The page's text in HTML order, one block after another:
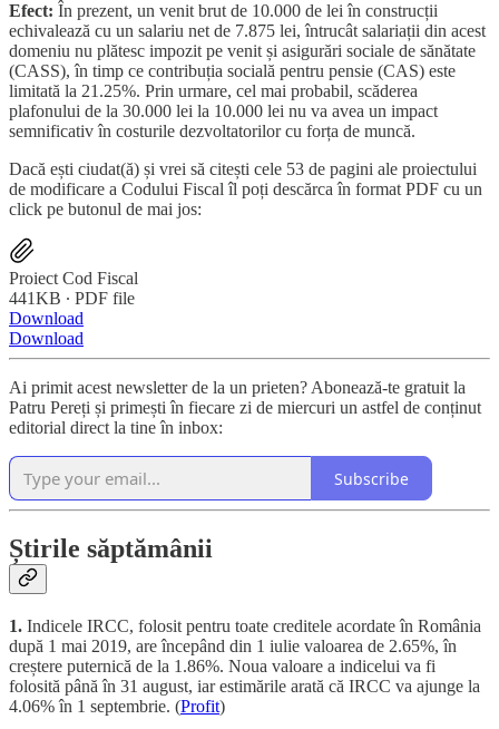
Efect: În prezent, un venit brut de 10.000 de lei în construcții
echivalează cu un salariu net de 7.875 lei, întrucât salariații din acest
domeniu nu plătesc impozit pe venit și asigurări sociale de sănătate
(CASS), în timp ce contribuția socială pentru pensie (CAS) este
limitată la 21.25%. Prin urmare, cel mai probabil, scăderea
plafonului de la 30.000 lei la 10.000 lei nu va avea un impact
semnificativ în costurile dezvoltatorilor cu forța de muncă.
Dacă ești ciudat(ă) și vrei să citești cele 53 de pagini ale proiectului
de modificare a Codului Fiscal îl poți descărca în format PDF cu un
click pe butonul de mai jos:
Proiect Cod Fiscal
441KB ∙ PDF file
Download
Download
Ai primit acest newsletter de la un prieten? Abonează-te gratuit la
Patru Pereți și primești în fiecare zi de miercuri un astfel de conținut
editorial direct la tine în inbox:
Subscribe
Știrile săptămânii
1. Indicele IRCC, folosit pentru toate creditele acordate în România
după 1 mai 2019, are începând din 1 iulie valoarea de 2.65%, în
creștere puternică de la 1.86%. Noua valoare a indicelui va fi
folosită până în 31 august, iar estimările arată că IRCC va ajunge la
4.06% în 1 septembrie. (Profit)